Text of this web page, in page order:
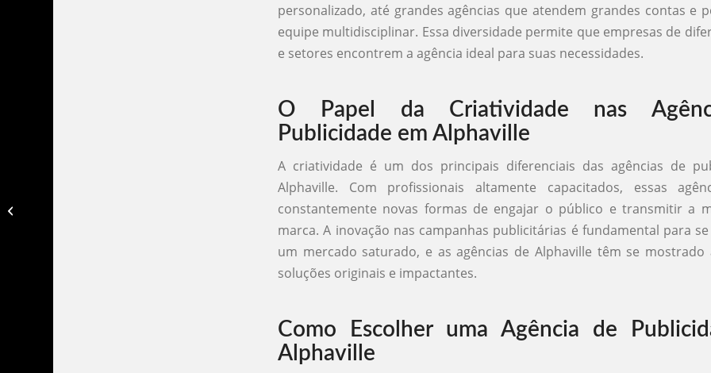
personalizado, até grandes agências que atendem grandes contas e
equipe multidisciplinar. Essa diversidade permite que empresas de
e setores encontrem a agência ideal para suas necessidades.
O Papel da Criatividade nas
Publicidade em Alphaville
A criatividade é um dos principais diferenciais das agências de
Alphaville. Com profissionais altamente capacitados, essas
constantemente novas formas de engajar o público e transmitir a
marca. A inovação nas campanhas publicitárias é fundamental para
um mercado saturado, e as agências de Alphaville têm se
soluções originais e impactantes.
Como Escolher uma Agência de
Alphaville